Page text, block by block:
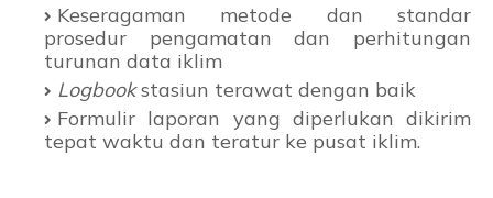
Keseragaman metode dan standar
prosedur pengamatan dan perhitungan
turunan data iklim
Logbookstasiun terawat dengan baik
Formulir laporan yang diperlukan dikirim
tepat waktu dan teratur ke pusat iklim.